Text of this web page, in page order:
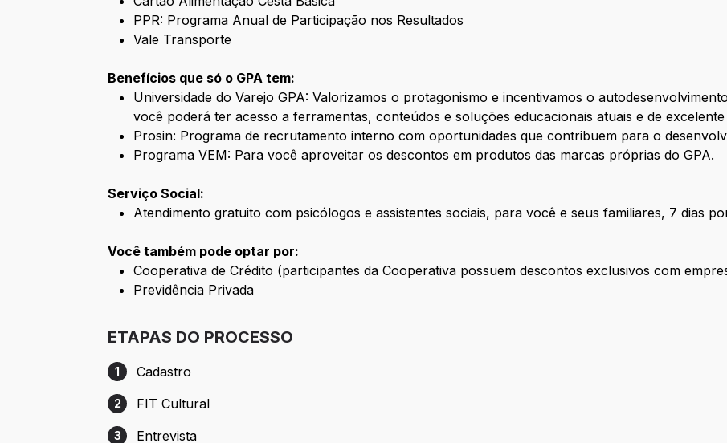
PPR: Programa Anual de Participação nos Resultados
Vale Transporte
Benefícios que só o GPA tem:
Universidade do Varejo GPA: Valorizamos o protagonismo e incentivamos o
você poderá ter acesso a ferramentas, conteúdos e soluções educacionais atuais e de
Prosin: Programa de recrutamento interno com oportunidades que contribuem para o
Programa VEM: Para você aproveitar os descontos em produtos das marcas próprias do GPA.
Serviço Social:
Atendimento gratuito com psicólogos e assistentes sociais, para você e seus familiares, 7 dias
Você também pode optar por:
Cooperativa de Crédito (participantes da Cooperativa possuem descontos exclusivos com
Previdência Privada
ETAPAS DO PROCESSO
Etapa 1: Cadastro
1 Cadastro
Etapa 2: FIT Cultural
2 FIT Cultural
3 Entrevista